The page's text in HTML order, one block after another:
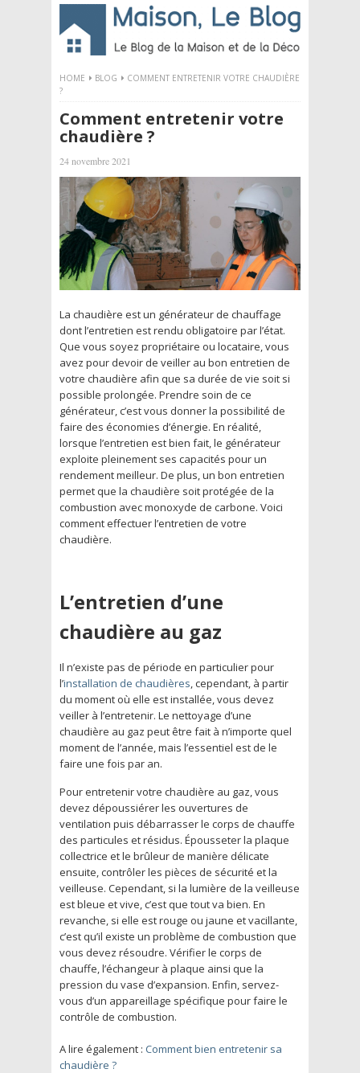
HOME BLOG
COMMENT ENTRETENIR VOTRE CHAUDIÈRE
?
Comment entretenir votre
chaudière ?
24 novembre 2021
La chaudière est un générateur de chauffage
dont l’entretien est rendu obligatoire par l’état.
Que vous soyez propriétaire ou locataire, vous
avez pour devoir de veiller au bon entretien de
votre chaudière afin que sa durée de vie soit si
possible prolongée. Prendre soin de ce
générateur, c’est vous donner la possibilité de
faire des économies d’énergie. En réalité,
lorsque l’entretien est bien fait, le générateur
exploite pleinement ses capacités pour un
rendement meilleur. De plus, un bon entretien
permet que la chaudière soit protégée de la
combustion avec monoxyde de carbone. Voici
comment effectuer l’entretien de votre
chaudière.
L’entretien d’une
chaudière au gaz
Il n’existe pas de période en particulier pour
l’installation de chaudières, cependant, à partir
du moment où elle est installée, vous devez
veiller à l’entretenir. Le nettoyage d’une
chaudière au gaz peut être fait à n’importe quel
moment de l’année, mais l’essentiel est de le
faire une fois par an.
Pour entretenir votre chaudière au gaz, vous
devez dépoussiérer les ouvertures de
ventilation puis débarrasser le corps de chauffe
des particules et résidus. Épousseter la plaque
collectrice et le brûleur de manière délicate
ensuite, contrôler les pièces de sécurité et la
veilleuse. Cependant, si la lumière de la veilleuse
est bleue et vive, c’est que tout va bien. En
revanche, si elle est rouge ou jaune et vacillante,
c’est qu’il existe un problème de combustion que
vous devez résoudre. Vérifier le corps de
chauffe, l’échangeur à plaque ainsi que la
pression du vase d’expansion. Enfin, servez-
vous d’un appareillage spécifique pour faire le
contrôle de combustion.
A lire également : Comment bien entretenir sa
chaudière ?